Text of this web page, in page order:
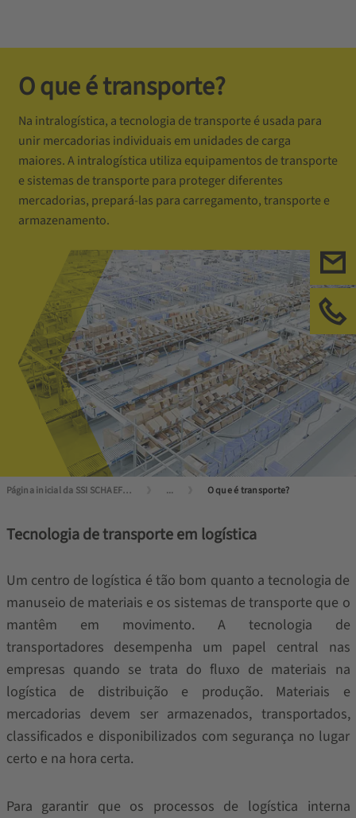
O que é transporte?
Na intralogística, a tecnologia de transporte é usada para
unir mercadorias individuais em unidades de carga
maiores. A intralogística utiliza equipamentos de transporte
e sistemas de transporte para proteger diferentes
mercadorias, prepará-las para carregamento, transporte e
armazenamento.
Página inicial da SSI SCHAEFER ... O que é transporte?
Tecnologia de transporte em logística
Um centro de logística é tão bom quanto a tecnologia de
manuseio de materiais e os sistemas de transporte que o
mantêm em movimento. A tecnologia de
transportadores desempenha um papel central nas
empresas quando se trata do fluxo de materiais na
logística de distribuição e produção. Materiais e
mercadorias devem ser armazenados, transportados,
classificados e disponibilizados com segurança no lugar
certo e na hora certa.
Para garantir que os processos de logística interna